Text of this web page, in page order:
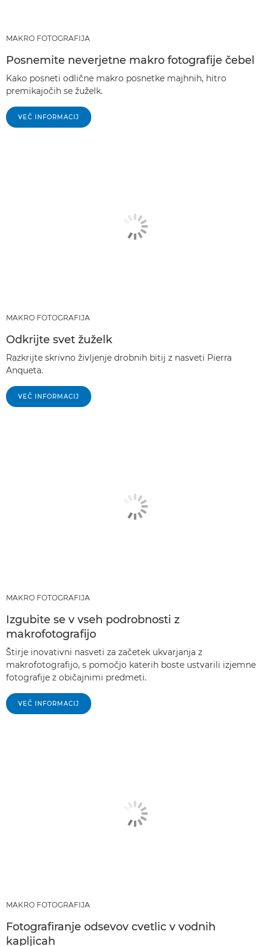
MAKRO FOTOGRAFIJA
Posnemite neverjetne makro fotografije čebel
Kako posneti odlične makro posnetke majhnih, hitro
premikajočih se žuželk.
VEČ INFORMACIJ
MAKRO FOTOGRAFIJA
Odkrijte svet žuželk
Razkrijte skrivno življenje drobnih bitij z nasveti Pierra
Anqueta.
VEČ INFORMACIJ
MAKRO FOTOGRAFIJA
Izgubite se v vseh podrobnosti z
makrofotografijo
Štirje inovativni nasveti za začetek ukvarjanja z
makrofotografijo, s pomočjo katerih boste ustvarili izjemne
fotografije z običajnimi predmeti.
VEČ INFORMACIJ
MAKRO FOTOGRAFIJA
Fotografiranje odsevov cvetlic v vodnih
kapljicah